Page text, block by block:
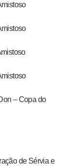
– Copa do
de Sérvia e